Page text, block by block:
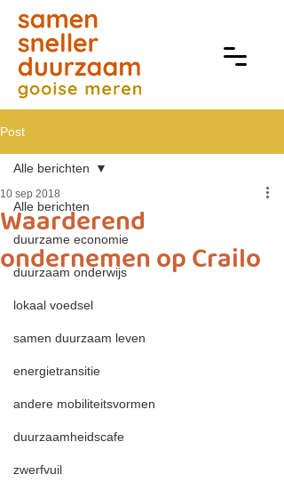
Post
Alle berichten
duurzame economie
duurzaam onderwijs
lokaal voedsel
samen duurzaam leven
energietransitie
andere mobiliteitsvormen
duurzaamheidscafe
zwerfvuil
Alle berichten
Waarderend
ondernemen op Crailo
10 sep 2018